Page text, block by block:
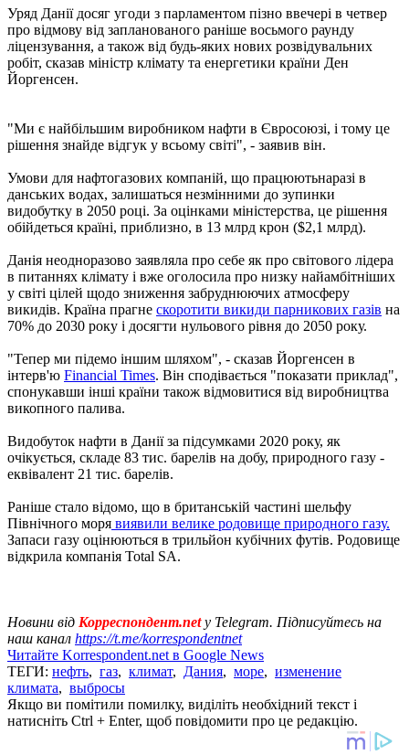
Уряд Данії досяг угоди з парламентом пізно ввечері в четвер
про відмову від запланованого раніше восьмого раунду
ліцензування, а також від будь-яких нових розвідувальних
робіт, сказав міністр клімату та енергетики країни Ден
Йоргенсен.
"Ми є найбільшим виробником нафти в Євросоюзі, і тому це
рішення знайде відгук у всьому світі", - заявив він.
Умови для нафтогазових компаній, що працюютьнаразі в
данських водах, залишаться незмінними до зупинки
видобутку в 2050 році. За оцінками міністерства, це рішення
обійдеться країні, приблизно, в 13 млрд крон ($2,1 млрд).
Данія неодноразово заявляла про себе як про світового лідера
в питаннях клімату і вже оголосила про низку найамбітніших
у світі цілей щодо зниження забруднюючих атмосферу
викидів. Країна прагне скоротити викиди парникових газів на
70% до 2030 року і досягти нульового рівня до 2050 року.
"Тепер ми підемо іншим шляхом", - сказав Йоргенсен в
інтерв'ю Financial Times. Він сподівається "показати приклад",
спонукавши інші країни також відмовитися від виробництва
викопного палива.
Видобуток нафти в Данії за підсумками 2020 року, як
очікується, складе 83 тис. барелів на добу, природного газу -
еквівалент 21 тис. барелів.
Раніше стало відомо, що в британській частині шельфу
Північного моря виявили велике родовище природного газу.
Запаси газу оцінюються в трильйон кубічних футів. Родовище
відкрила компанія Total SA.
Новини від Корреспондент.netу Telegram. Підписуйтесь на
наш канал https://t.me/korrespondentnet
Читайте Korrespondent.net в Google News
ТЕГИ: нефть, газ, климат, Дания, море, изменение
климата, выбросы
Якщо ви помітили помилку, виділіть необхідний текст і
натисніть Ctrl + Enter, щоб повідомити про це редакцію.